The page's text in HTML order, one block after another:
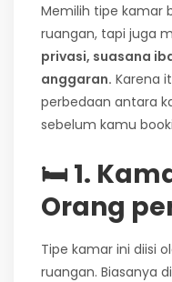
Memilih tipe kamar
ruangan, tapi juga
privasi, suasana
anggaran. Karena
perbedaan antara
sebelum kamu
🛏️ 1.
Orang
Tipe kamar ini diisi
ruangan. Biasanya